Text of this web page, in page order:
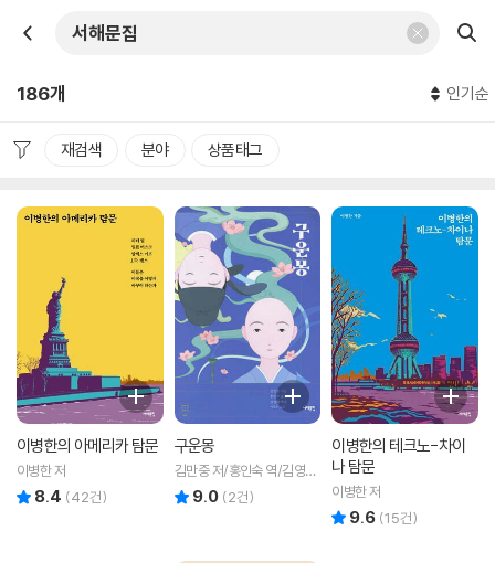
186개 인기순
재검색 분야 상품태그
이병한의 아메리카 탐문
이병한 저
8.4 (42건)
구운몽
김만중 저/홍인숙 역/김영희
해설/이로우 그림
9.0 (2건)
이병한의 테크노-차이
나 탐문
이병한 저
9.6 (15건)